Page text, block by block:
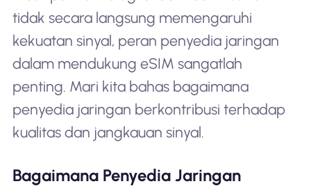
tidak secara langsung memengaruhi
kekuatan sinyal, peran penyedia jaringan
dalam mendukung eSIM sangatlah
penting. Mari kita bahas bagaimana
penyedia jaringan berkontribusi terhadap
kualitas dan jangkauan sinyal.
Bagaimana Penyedia Jaringan